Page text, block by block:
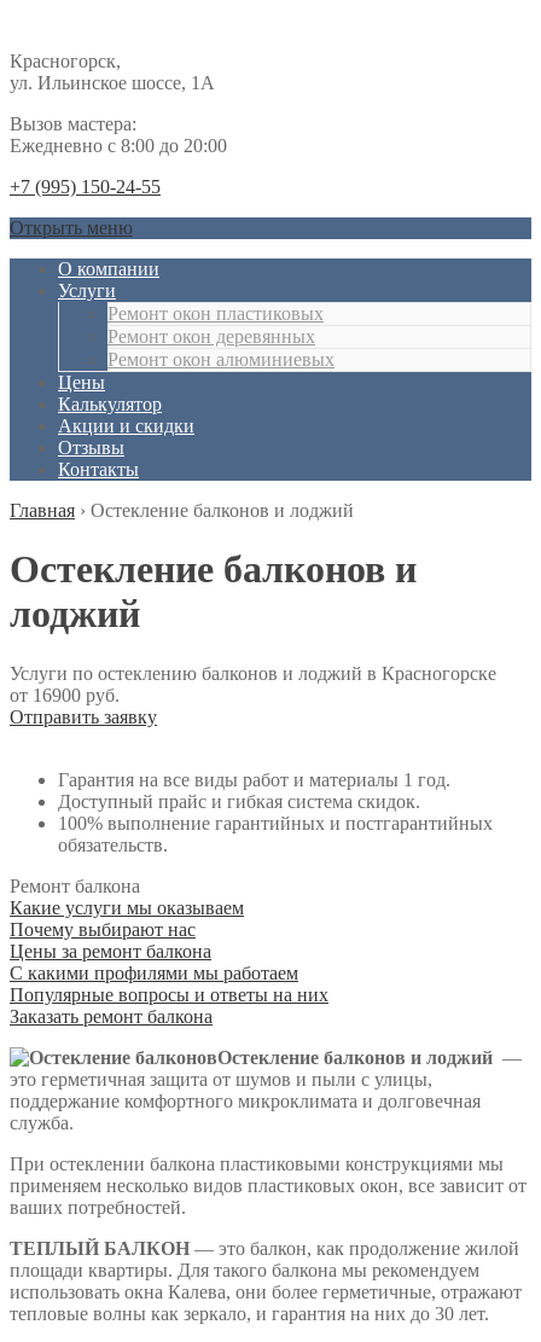
Красногорск,
ул. Ильинское шоссе, 1А
Вызов мастера:
Ежедневно с 8:00 до 20:00
+7 (995) 150-24-55
Открыть меню
О компании
Услуги
Ремонт окон пластиковых
Ремонт окон деревянных
Ремонт окон алюминиевых
Цены
Калькулятор
Акции и скидки
Отзывы
Контакты
Главная › Остекление балконов и лоджий
Остекление балконов и
лоджий
Услуги по остеклению балконов и лоджий в Красногорске
от 16900 руб.
Отправить заявку
Гарантия на все виды работ и материалы 1 год.
Доступный прайс и гибкая система скидок.
100% выполнение гарантийных и постгарантийных
обязательств.
Ремонт балкона
Какие услуги мы оказываем
Почему выбирают нас
Цены за ремонт балкона
С какими профилями мы работаем
Популярные вопросы и ответы на них
Заказать ремонт балкона
Остекление балконов и лоджий —
это герметичная защита от шумов и пыли с улицы,
поддержание комфортного микроклимата и долговечная
служба.
При остеклении балкона пластиковыми конструкциями мы
применяем несколько видов пластиковых окон, все зависит от
ваших потребностей.
ТЕПЛЫЙ БАЛКОН — это балкон, как продолжение жилой
площади квартиры. Для такого балкона мы рекомендуем
использовать окна Калева, они более герметичные, отражают
тепловые волны как зеркало, и гарантия на них до 30 лет.